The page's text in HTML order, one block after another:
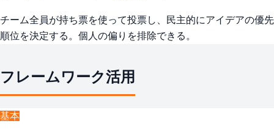
チーム全員が持ち票を使って投票し、民主的にアイデアの優先
順位を決定する。個人の偏りを排除できる。
フレームワーク活用
基本